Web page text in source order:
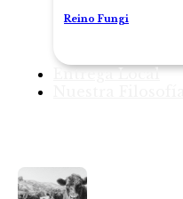
Reino Fungi
Entrega Local